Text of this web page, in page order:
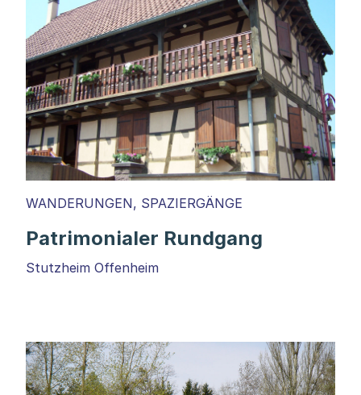
WANDERUNGEN, SPAZIERGÄNGE
Patrimonialer Rundgang
Stutzheim Offenheim